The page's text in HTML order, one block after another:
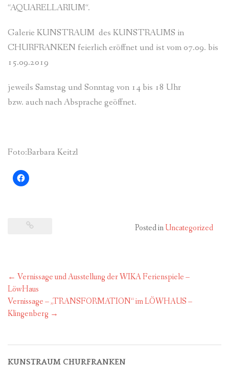
“AQUARELLARIUM“.
Galerie KUNSTRAUM des KUNSTRAUMS in
CHURFRANKEN feierlich eröffnet und ist vom 07.09. bis
15.09.2019
jeweils Samstag und Sonntag von 14 bis 18 Uhr
bzw. auch nach Absprache geöffnet.
Foto:Barbara Keitzl
Posted inUncategorized
Post
navigation
← Vernissage und Ausstellung der WIKA Ferienspiele –
LöwHaus
Vernissage – „TRANSFORMATION“ im LÖWHAUS –
Klingenberg →
KUNSTRAUM CHURFRANKEN